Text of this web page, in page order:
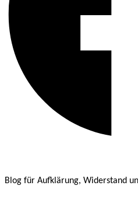
Blog für Aufklärung, Widerstand